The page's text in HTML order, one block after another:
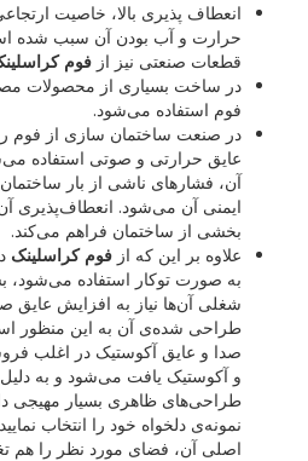
انعطاف پذیری بالا، خاصیت
حرارت و آب بودن آن سبب شده
قطعات صنعتی نیز از فوم
در ساخت بسیاری از محصولات
فوم استفاده می‌شود.
در صنعت ساختمان سازی از فوم
عایق حرارتی و صوتی استفاده
آن، فشارهای ناشی از بار
ایمنی آن می‌شود. انعطاف‌پذیری
بخشی از ساختمان فراهم می‌کند.
علاوه بر این که از فوم کراسلینک
به صورت توکار استفاده می‌شود،
شغلی آن‌ها نیاز به افزایش عایق
طراحی شده‌ی آن به این منظور
صدا و عایق آکوستیک در اغلب
و آکوستیک یافت می‌شود و به
طراحی‌های ظاهری بسیار مهیجی
نمونه‌ی دلخواه خود را انتخاب
اصلی آن، فضای مورد نظر را هم